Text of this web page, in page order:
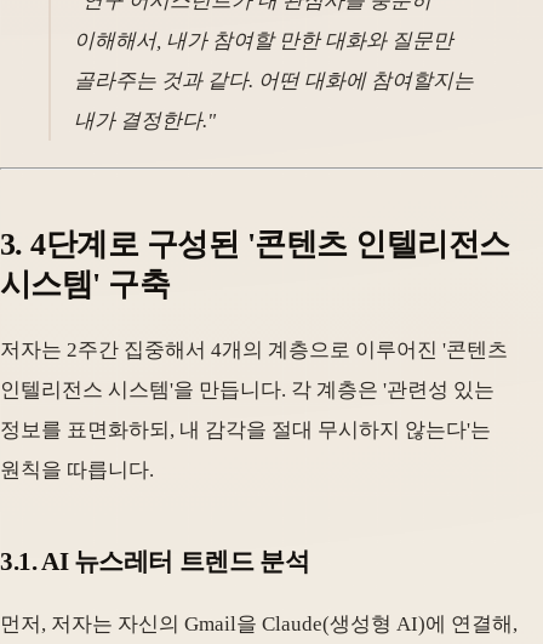
이해해서, 내가 참여할 만한 대화와 질문만
골라주는 것과 같다. 어떤 대화에 참여할지는
내가 결정한다."
3. 4단계로 구성된 '콘텐츠 인텔리전스
시스템' 구축
저자는 2주간 집중해서 4개의 계층으로 이루어진 '콘텐츠
인텔리전스 시스템'을 만듭니다. 각 계층은 '관련성 있는
정보를 표면화하되, 내 감각을 절대 무시하지 않는다'는
원칙을 따릅니다.
3.1. AI 뉴스레터 트렌드 분석
먼저, 저자는 자신의 Gmail을 Claude(생성형 AI)에 연결해,